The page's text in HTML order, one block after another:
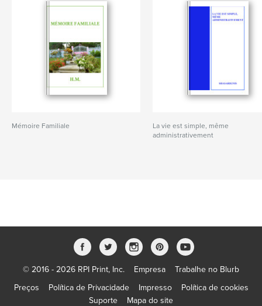
Mémoire Familiale
La vie est simple, même
administrativement
© 2016 - 2026 RPI Print, Inc. Empresa
Trabalhe no Blurb
Preços
Política de Privacidade Impresso
Política de cookies
Suporte
Mapa do site